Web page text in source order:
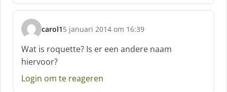
carol1
s
c
h
r
e
5 januari 2014 om 16:39
Wat is roquette? Is er een andere naam
hiervoor?
Login om te reageren